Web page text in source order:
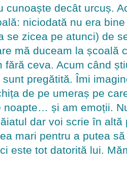
cunoaște decât urcuș.
niciodată nu era
se zicea pe atunci) de
mă duceam la școală
fără ceva. Acum când
pregătită. Îmi
de pe umeraș pe
noapte… și am emoții.
dar voi scrie în altă
mari pentru a putea
este tot datorită lui.